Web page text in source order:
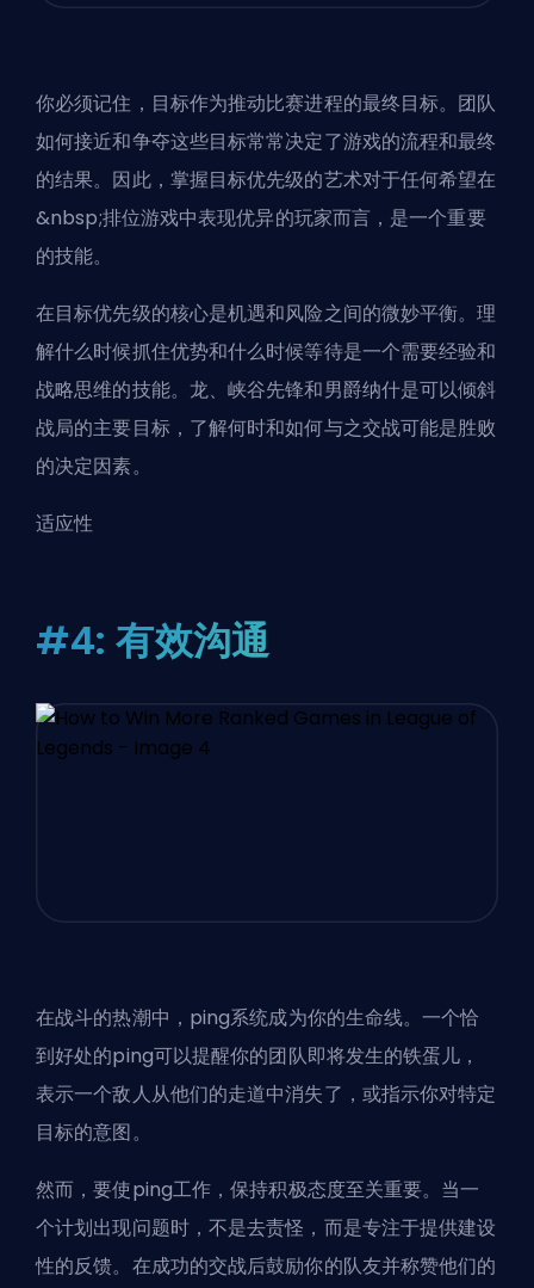
你必须记住，目标作为推动比赛进程的最终目标。团队
如何接近和争夺这些目标常常决定了游戏的流程和最终
的结果。因此，掌握目标优先级的艺术对于任何希望在
&nbsp;排位游戏中表现优异的玩家而言，是一个重要
的技能。
在目标优先级的核心是机遇和风险之间的微妙平衡。理
解什么时候抓住优势和什么时候等待是一个需要经验和
战略思维的技能。龙、峡谷先锋和男爵纳什是可以倾斜
战局的主要目标，了解何时和如何与之交战可能是胜败
的决定因素。
适应性
#4: 有效沟通
在战斗的热潮中，ping系统成为你的生命线。一个恰
到好处的ping可以提醒你的团队即将发生的铁蛋儿，
表示一个敌人从他们的走道中消失了，或指示你对特定
目标的意图。
然而，要使ping工作，保持积极态度至关重要。当一
个计划出现问题时，不是去责怪，而是专注于提供建设
性的反馈。在成功的交战后鼓励你的队友并称赞他们的